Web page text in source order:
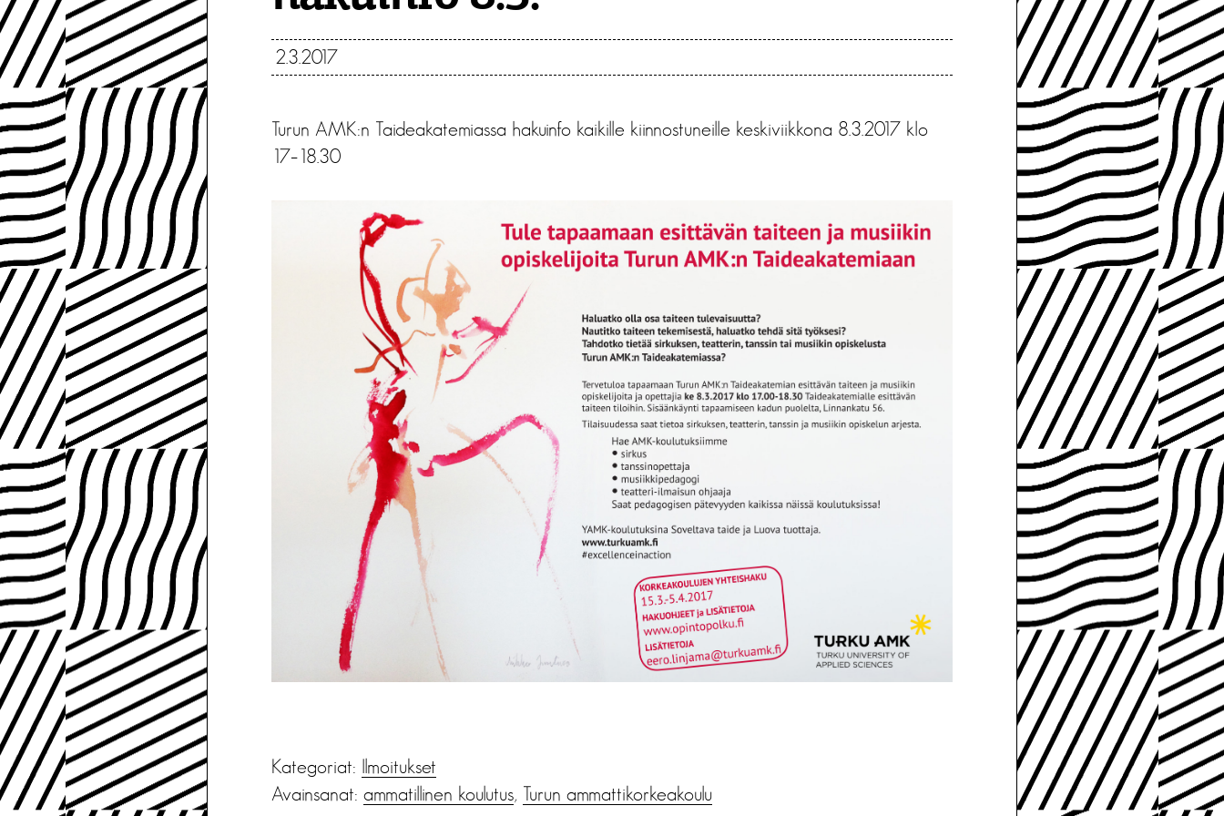
2.3.2017
Turun AMK:n Taideakatemiassa hakuinfo kaikille kiinnostuneille keskiviikkona 8.3.2017 klo
17–18.30
Kategoriat: Ilmoitukset
Avainsanat: ammatillinen koulutus, Turun ammattikorkeakoulu